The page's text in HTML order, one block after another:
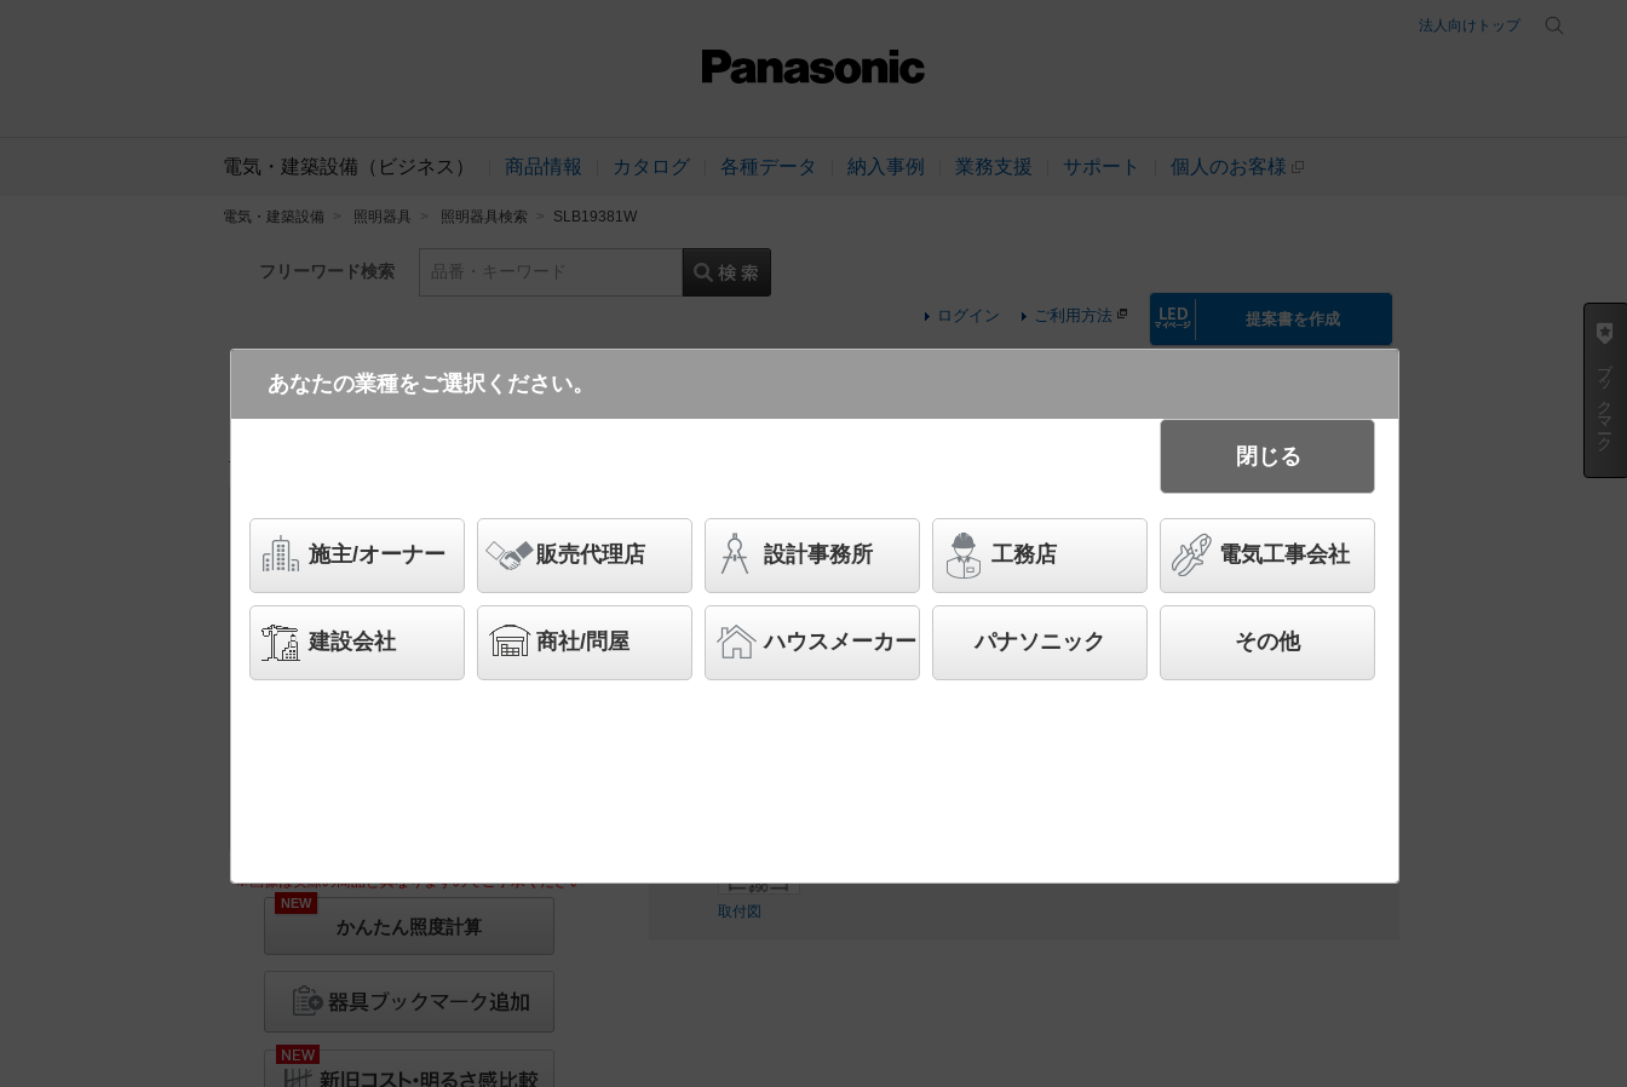
法人向けトップ
電気・建築設備（ビジネス） 商品情報 カタログ 各種データ 納入事例 業務支援 サポート 個人のお客様
電気・建築設備 照明器具 照明器具検索 SLB19381W
フリーワード検索 品番・キーワード
ログイン ご利用方法 提案書を作成
SLB19381W
※画像は実際の商品と異なりますのでご了承ください
NEW
かんたん照度計算
天井半埋込吊下型 LED（電球色） ペンダント LED電球交換型
MODIFY（モディファイ） 白熱電球60形3灯器具相当
スペシャル商品（先端技術や優れたデザイン性を持ち合わせ、快適で先進的な照明環境をご提
案する商品群です）
◆工場在庫品 （2026年6月発売）
取付図
ブックマーク
あなたの業種をご選択ください。
施主/オーナー 販売代理店 設計事務所 工務店 電気工事会社
建設会社 商社/問屋 ハウスメーカー パナソニック その他
閉じる